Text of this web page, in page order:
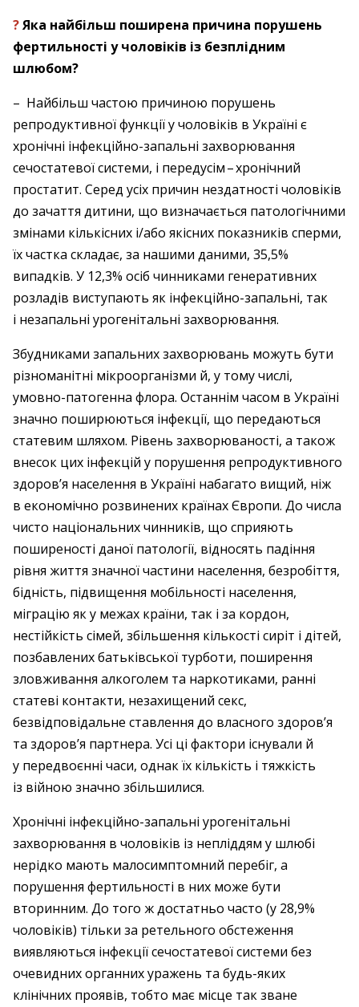
?Яка найбільш поширена причина порушень
фертильності у чоловіків із безплідним
шлюбом?
– Найбільш частою причиною порушень
репродуктивної функції у чоловіків в Україні є
хронічні інфекційно-запальні захворювання
сечостатевої системи, і перед­усім – ​хронічний
простатит. Серед усіх причин нездатності чоловіків
до зачаття дитини, що визначається патологічними
змінами кількісних і/або якісних показників сперми,
їх частка складає, за нашими даними, 35,5%
випадків. У 12,3% осіб чинниками генеративних
розладів виступають як інфекційно-­запальні, так
і незапальні урогенітальні захворювання.
Збудниками запальних захворювань можуть бути
різноманітні мікроорганізми й, у тому числі,
умовно-патогенна флора. Останнім часом в Україні
значно поширюються інфекції, що передаються
статевим шляхом. Рівень захворюваності, а також
внесок цих інфекцій у порушення репродуктивного
здоров’я населення в Україні набагато вищий, ніж
в економічно розвинених країнах Європи. До числа
чисто національних чинників, що сприяють
поширеності даної патології, відносять падіння
рівня життя значної частини населення, безробіття,
бідність, підвищення мобільності населення,
міграцію як у межах країни, так і за кордон,
нестійкість сімей, збільшення кількості сиріт і дітей,
позбавлених батьківської турботи, поширення
зловживання алкоголем та наркотиками, ранні
статеві контакти, незахищений секс,
безвідповідальне ставлення до власного здоров’я
та здоров’я партнера. Усі ці фактори існували й
у передвоєнні часи, однак їх кількість і тяжкість
із війною значно збільшилися.
Хронічні інфекційно-запальні урогенітальні
захворювання в чоловіків із непліддям у шлюбі
нерідко мають малосимптомний перебіг, а
порушення фертильності в них може бути
вторинним. До того ж достатньо часто (у 28,9%
чоловіків) тільки за ретельного обстеження
виявляються інфекції сечостатевої системи без
очевидних органних уражень та будь-яких
клінічних проявів, тобто має місце так зване